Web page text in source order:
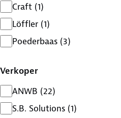
Craft (1)
Löffler (1)
Poederbaas (3)
Verkoper
ANWB (22)
S.B. Solutions (1)